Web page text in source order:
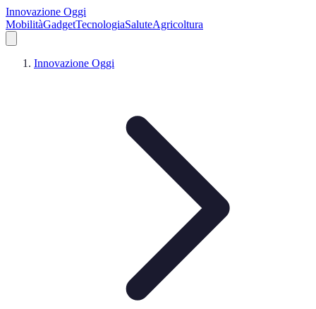
Innovazione Oggi
MobilitàGadgetTecnologiaSaluteAgricoltura
Innovazione Oggi